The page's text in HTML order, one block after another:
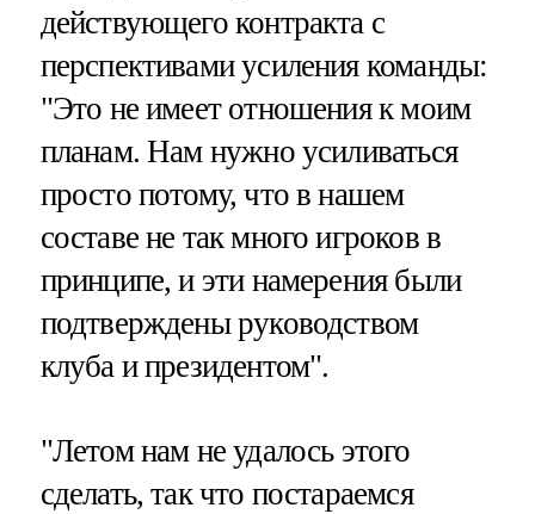
действующего контракта с
перспективами усиления команды:
"Это не имеет отношения к моим
планам. Нам нужно усиливаться
просто потому, что в нашем
составе не так много игроков в
принципе, и эти намерения были
подтверждены руководством
клуба и президентом".
"Летом нам не удалось этого
сделать, так что постараемся